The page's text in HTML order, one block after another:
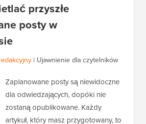
przyszłe
posty w
| Ujawnienie dla czytelników
Zaplanowane posty są niewidoczne
dla odwiedzających, dopóki nie
zostaną opublikowane. Każdy
artykuł, który masz przygotowany, to